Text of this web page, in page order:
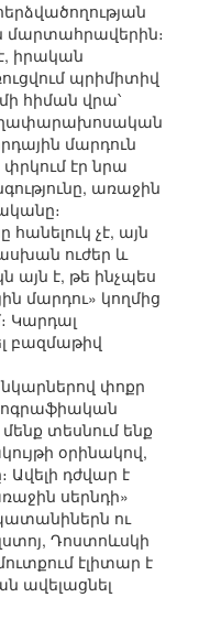
մարտահրավերին։
իրական
պրիմիտիվ
հիման վրա՝
մարդուն
էր նրա
առաջին
չէ, այն
ուժեր և
այն է, թե ինչպես
մարդու» կողմից
Կարդալ
բազմաթիվ
փոքր
տեսնում ենք
օրինակով,
Ավելի դժվար է
սերնդի»
ու
Դոստոևսկի
էլիտար է
ավելացնել